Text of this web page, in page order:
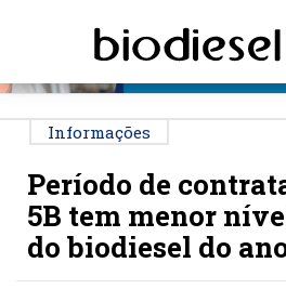
Informações
Período de
5B tem menor
do biodiesel do